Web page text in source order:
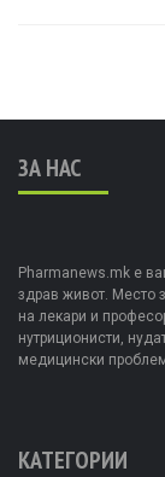
ЗА НАС
Pharmanews.mk е
здрав живот. Место
на лекари и
нутриционисти,
медицински
КАТЕГОРИИ